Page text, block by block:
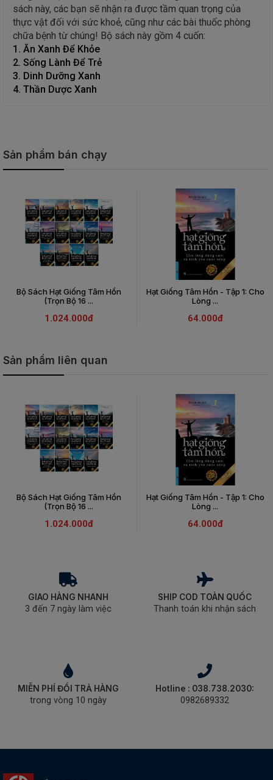
sách này, các bạn sẽ nhận ra được tầm quan trọng của
thực vật đối với sức khoẻ, cũng như các bài thuốc phòng
chữa bệnh từ chúng! Bộ sách này gồm 4 cuốn:
1. Ăn Xanh Để Khỏe
2. Sống Lành Để Trẻ
3. Dinh Dưỡng Xanh
4. Thần Dược Xanh
Sản phẩm bán chạy
Bộ Sách Hạt Giống Tâm Hồn
(Trọn Bộ 16 ...
1.024.000đ
Hạt Giống Tâm Hồn - Tập 1: Cho
Lòng ...
64.000đ
Sản phẩm liên quan
Bộ Sách Hạt Giống Tâm Hồn
(Trọn Bộ 16 ...
1.024.000đ
Hạt Giống Tâm Hồn - Tập 1: Cho
Lòng ...
64.000đ
GIAO HÀNG NHANH
3 đến 7 ngày làm việc
SHIP COD TOÀN QUỐC
Thanh toán khi nhận sách
MIỄN PHÍ ĐỔI TRẢ HÀNG
trong vòng 10 ngày
Hotline : 038.738.2030:
0982689332